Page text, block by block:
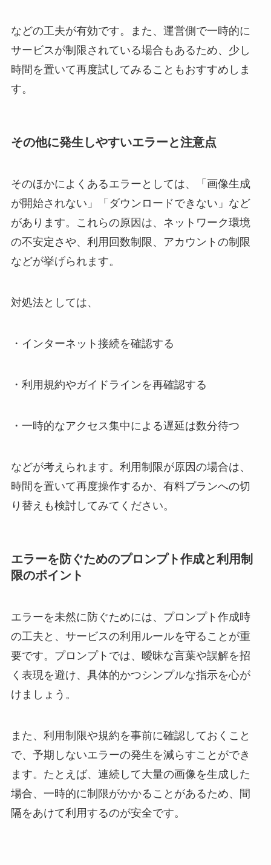
などの工夫が有効です。また、運営側で一時的に
サービスが制限されている場合もあるため、少し
時間を置いて再度試してみることもおすすめしま
す。
その他に発生しやすいエラーと注意点
そのほかによくあるエラーとしては、「画像生成
が開始されない」「ダウンロードできない」など
があります。これらの原因は、ネットワーク環境
の不安定さや、利用回数制限、アカウントの制限
などが挙げられます。
対処法としては、
・インターネット接続を確認する
・利用規約やガイドラインを再確認する
・一時的なアクセス集中による遅延は数分待つ
などが考えられます。利用制限が原因の場合は、
時間を置いて再度操作するか、有料プランへの切
り替えも検討してみてください。
エラーを防ぐためのプロンプト作成と利用制
限のポイント
エラーを未然に防ぐためには、プロンプト作成時
の工夫と、サービスの利用ルールを守ることが重
要です。プロンプトでは、曖昧な言葉や誤解を招
く表現を避け、具体的かつシンプルな指示を心が
けましょう。
また、利用制限や規約を事前に確認しておくこと
で、予期しないエラーの発生を減らすことができ
ます。たとえば、連続して大量の画像を生成した
場合、一時的に制限がかかることがあるため、間
隔をあけて利用するのが安全です。